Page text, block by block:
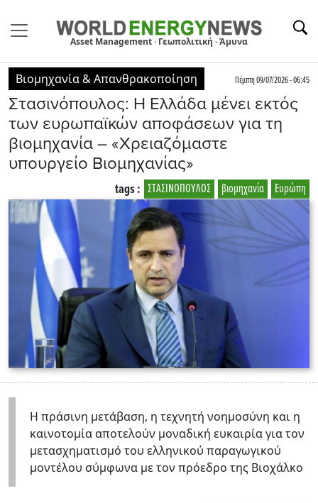
Asset Management · Γεωπολιτική · Άμυνα
Βιομηχανία & Απανθρακοποίηση Πέμπτη 09/07/2026 - 06:45
Στασινόπουλος: Η Ελλάδα μένει εκτός
των ευρωπαϊκών αποφάσεων για τη
βιομηχανία – «Χρειαζόμαστε
υπουργείο Βιομηχανίας»
Ευρώπη
βιομηχανία
ΣΤΑΣΙΝΟΠΟΥΛΟΣ
tags :
Η πράσινη μετάβαση, η τεχνητή νοημοσύνη και η
καινοτομία αποτελούν μοναδική ευκαιρία για τον
μετασχηματισμό του ελληνικού παραγωγικού
μοντέλου σύμφωνα με τον πρόεδρο της Βιοχάλκο